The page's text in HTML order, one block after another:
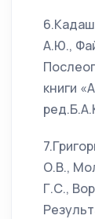
А.Ю.,
книги
О.В.,
Г.С.,